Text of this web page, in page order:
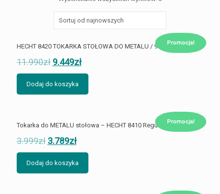
Promocja!
HECHT 8420 TOKARKA STOŁOWA DO METALU / 960W akcesoria
11.990zł 9.449zł
Dodaj do koszyka
Promocja!
Tokarka do METALU stołowa – HECHT 8410 Regulacja
3.999zł 3.789zł
Dodaj do koszyka